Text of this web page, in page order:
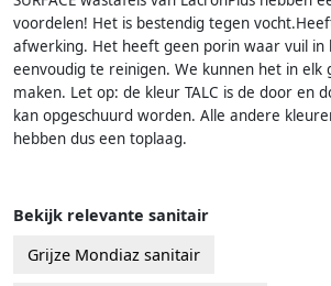
voordelen! Het is bestendig tegen
afwerking. Het heeft geen porin waar vuil in
eenvoudig te reinigen. We kunnen het in elk
maken. Let op: de kleur TALC is de door en
kan opgeschuurd worden. Alle andere
hebben dus een toplaag.
Bekijk relevante sanitair
Grijze Mondiaz sanitair